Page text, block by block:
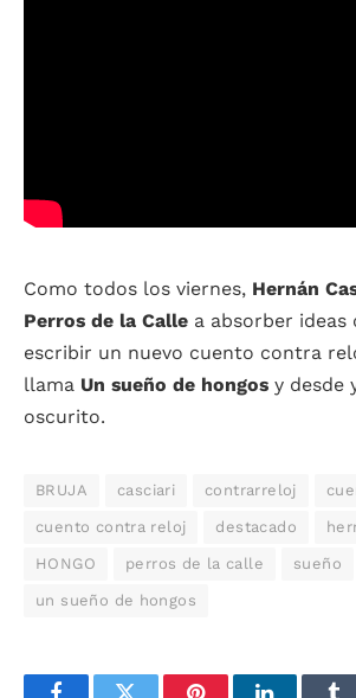
Como todos los viernes, Hernán
Perros de la Calle a absorber
escribir un nuevo cuento contra
llama Un sueño de hongos y desde
oscurito.
BRUJA casciari contrarreloj
cuento contra reloj destacado
HONGO perros de la calle sueño
un sueño de hongos